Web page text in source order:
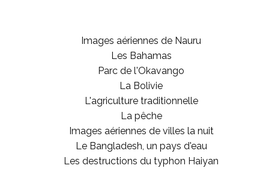
Images aériennes de Nauru
Les Bahamas
Parc de l'Okavango
La Bolivie
L'agriculture traditionnelle
La pêche
Images aériennes de villes la nuit
Le Bangladesh, un pays d'eau
Les destructions du typhon Haiyan